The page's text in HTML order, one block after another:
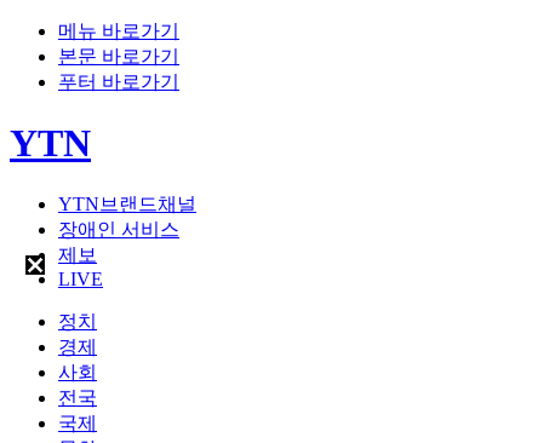
메뉴 바로가기
본문 바로가기
푸터 바로가기
YTN
YTN브랜드채널
장애인 서비스
제보
LIVE
정치
경제
사회
전국
국제